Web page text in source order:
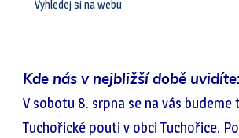
Kde nás v nejbližší době uvidíte:
V sobotu 8. srpna se na vás budeme
Tuchořické pouti v obci Tuchořice.